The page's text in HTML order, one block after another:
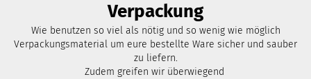
Verpackung
Wie benutzen so viel als nötig und so wenig wie möglich
Verpackungsmaterial um eure bestellte Ware sicher und sauber
zu liefern.
Zudem greifen wir überwiegend